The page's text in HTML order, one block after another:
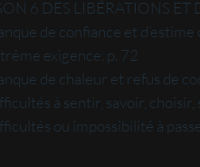
6 DES LIBÉRATIONS ET
de confiance et d’estime
exigence. p. 72
de chaleur et refus de
à sentir, savoir, choisir,
ou impossibilité à